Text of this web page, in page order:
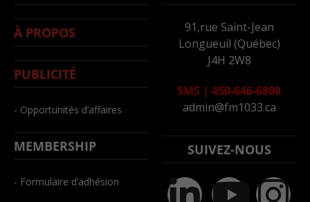
À PROPOS
PUBLICITÉ
- Opportunités d’affaires
MEMBERSHIP
- Formulaire d’adhésion
91,rue Saint-Jean
Longueuil (Québec)
J4H 2W8
SMS | 450-646-6800
admin@fm1033.ca
SUIVEZ-NOUS